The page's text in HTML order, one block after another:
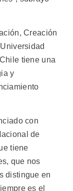
Creación
tiene una
y
con
de
tiene
que nos
distingue en
es el